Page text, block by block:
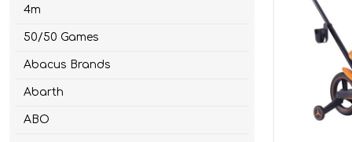
4m
50/50 Games
Abacus Brands
Abarth
ABO